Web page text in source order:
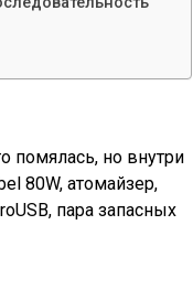
помялась, но внутри
80W, атомайзер,
пара запасных